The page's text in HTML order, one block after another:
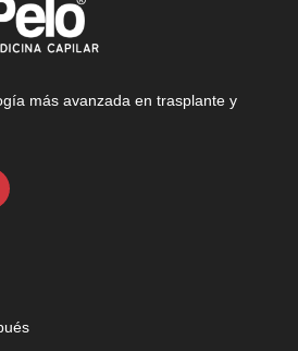
más avanzada en trasplante y